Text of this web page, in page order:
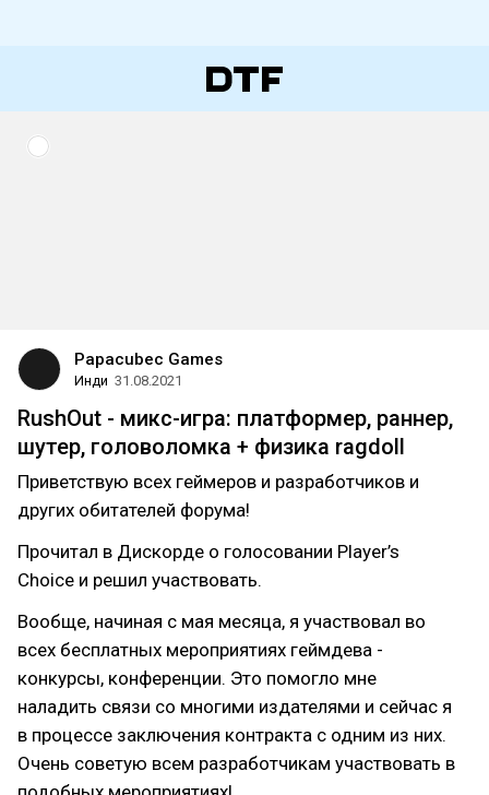
Papacubec Games
Инди 31.08.2021
RushOut - микс-игра: платформер, раннер,
шутер, головоломка + физика ragdoll
Приветствую всех геймеров и разработчиков и
других обитателей форума!
Прочитал в Дискорде о голосовании Player’s
Choice и решил участвовать.
Вообще, начиная с мая месяца, я участвовал во
всех бесплатных мероприятиях геймдева -
конкурсы, конференции. Это помогло мне
наладить связи со многими издателями и сейчас я
в процессе заключения контракта с одним из них.
Очень советую всем разработчикам участвовать в